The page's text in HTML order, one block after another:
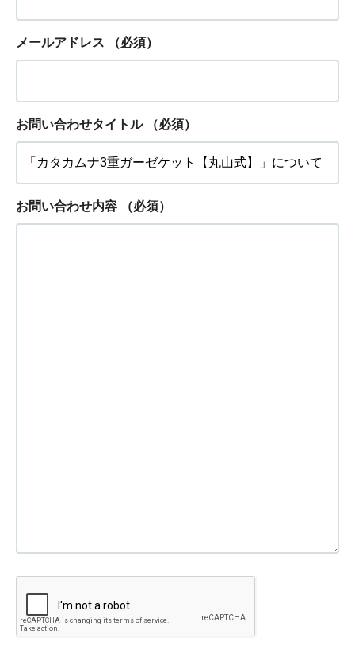
メールアドレス （必須）
お問い合わせタイトル （必須）
お問い合わせ内容 （必須）